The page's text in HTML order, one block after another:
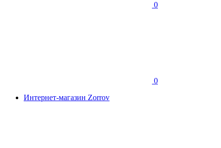
0
0
Интернет-магазин Zorrov